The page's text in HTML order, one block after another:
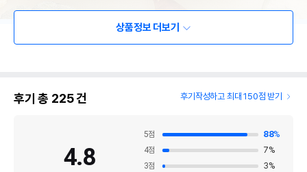
상품정보 더보기
후기 총 225건 후기작성하고 최대 150점 받기
4.8
5점 88%
4점 7%
3점 3%